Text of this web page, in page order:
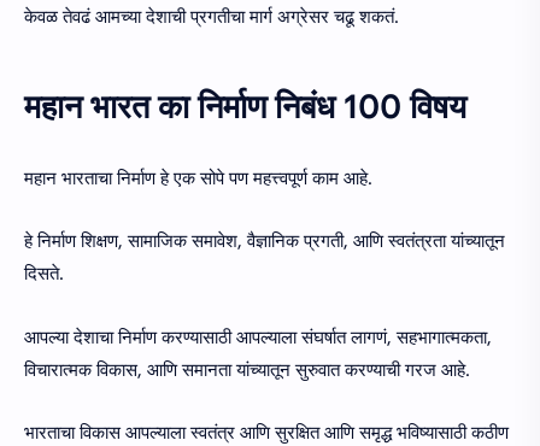
केवळ तेवढं आमच्या देशाची प्रगतीचा मार्ग अग्रेसर चढू शकतं.
महान भारत का निर्माण निबंध 100 विषय
महान भारताचा निर्माण हे एक सोपे पण महत्त्वपूर्ण काम आहे.
हे निर्माण शिक्षण, सामाजिक समावेश, वैज्ञानिक प्रगती, आणि स्वतंत्रता यांच्यातून
दिसते.
आपल्या देशाचा निर्माण करण्यासाठी आपल्याला संघर्षात लागणं, सहभागात्मकता,
विचारात्मक विकास, आणि समानता यांच्यातून सुरुवात करण्याची गरज आहे.
भारताचा विकास आपल्याला स्वतंत्र आणि सुरक्षित आणि समृद्ध भविष्यासाठी कठीण